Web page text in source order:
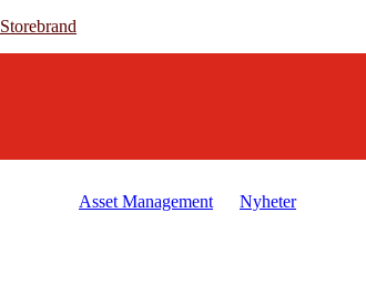
Storebrand
Storebrand
Asset Management Nyheter